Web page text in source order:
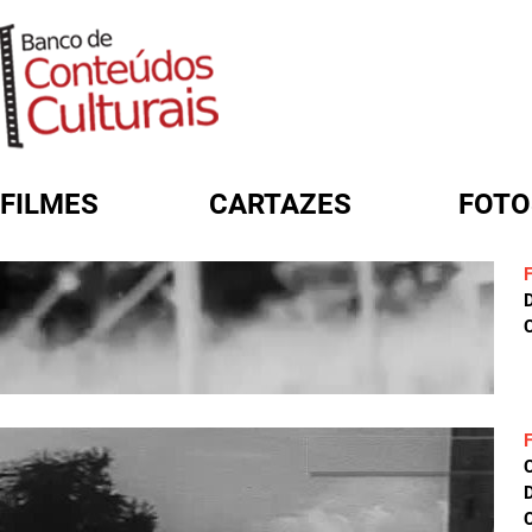
FILMES CARTAZES
FORMULÁRIO DE BUSCA